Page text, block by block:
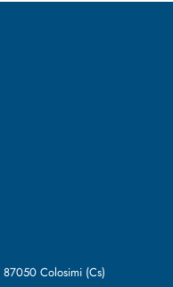
87050 Colosimi (Cs)